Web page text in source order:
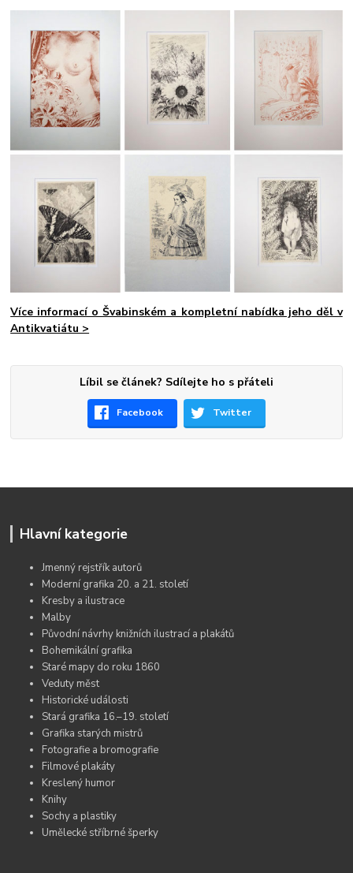
Více informací o Švabinském a kompletní nabídka jeho děl v
Antikvatiátu >
Líbil se článek? Sdílejte ho s přáteli
Facebook Twitter
Hlavní kategorie
Jmenný rejstřík autorů
Moderní grafika 20. a 21. století
Kresby a ilustrace
Malby
Původní návrhy knižních ilustrací a plakátů
Bohemikální grafika
Staré mapy do roku 1860
Veduty měst
Historické události
Stará grafika 16.–19. století
Grafika starých mistrů
Fotografie a bromografie
Filmové plakáty
Kreslený humor
Knihy
Sochy a plastiky
Umělecké stříbrné šperky